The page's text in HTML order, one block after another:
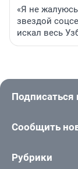
«Я не
звездой
искал весь
Подписаться
Сообщить
Рубрики